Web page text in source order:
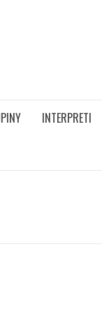
INTERPRETI